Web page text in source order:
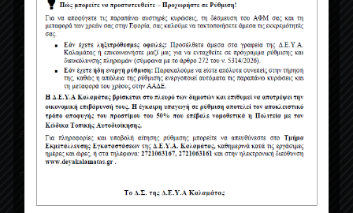
Προστασίας Δεδομένων Προσωπικού Χαρακτήρα
(ΕΕ 2016/679) (GDPR) που έχει τεθεί σε ισχύ από
25/05/2018, για την προστασία των φυσικών
προσώπων έναντι της επεξεργασίας των δεδομένων
προσωπικού χαρακτήρα και για την ελεύθερη
κυκλοφορία των δεδομένων αυτών, σας
ενημερώνει με το παρόν μήνυμα, πως τα στοιχεία
σας δεν θα διατεθούν σε τρίτους και θα
και στατιστική ανάλυση στην υπηρεσία μας.